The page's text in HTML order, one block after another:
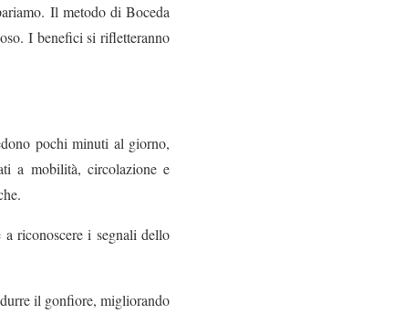
Il metodo di Boceda
I benefici si rifletteranno
pochi minuti al giorno,
a mobilità, circolazione e
a riconoscere i segnali dello
il gonfiore, migliorando